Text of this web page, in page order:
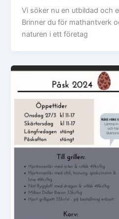
Vi söker nu en utbildad och
Brinner du för mathantverk
naturen i ett företag